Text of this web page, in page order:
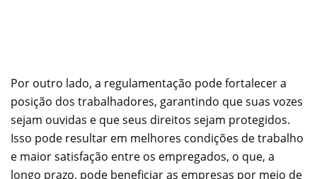
Por outro lado, a regulamentação pode fortalecer a
posição dos trabalhadores, garantindo que suas vozes
sejam ouvidas e que seus direitos sejam protegidos.
Isso pode resultar em melhores condições de trabalho
e maior satisfação entre os empregados, o que, a
longo prazo, pode beneficiar as empresas por meio de